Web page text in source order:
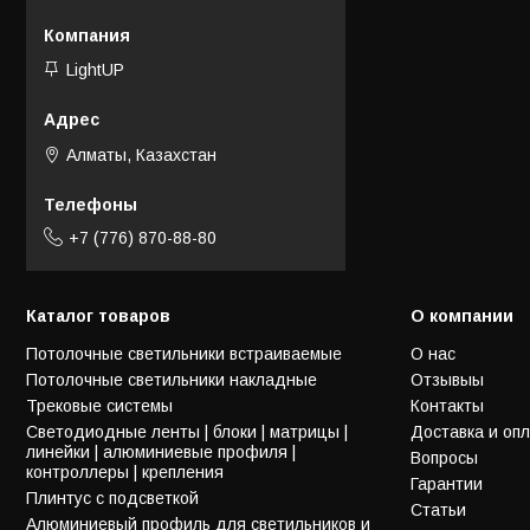
LightUP
Алматы, Казахстан
+7 (776) 870-88-80
Каталог товаров
Потолочные светильники встраиваемые
Потолочные светильники накладные
Трековые системы
Светодиодные ленты | блоки | матрицы |
линейки | алюминиевые профиля |
контроллеры | крепления
Плинтус с подсветкой
Алюминиевый профиль для светильников и
О компании
О нас
Отзывыы
Контакты
Доставка и
Вопросы
Гарантии
Статьи